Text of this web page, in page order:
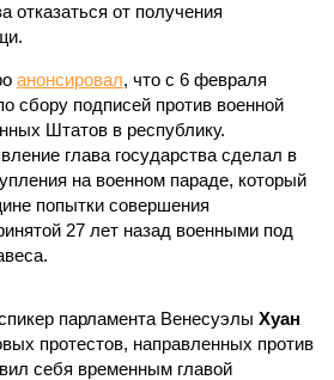
отказаться от получения
анонсировал, что с 6 февраля
сбору подписей против военной
Штатов в республику.
глава государства сделал в
на военном параде, который
попытки совершения
27 лет назад военными под
парламента Венесуэлы Хуан
протестов, направленных против
себя временным главой